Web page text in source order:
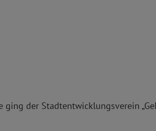
der Stadtentwicklungsverein